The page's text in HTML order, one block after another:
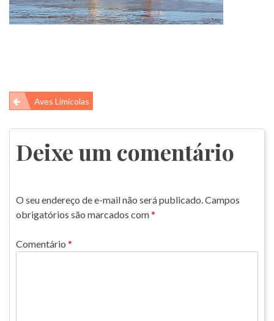
Navegação
de
Post
Aves Limícolas
Deixe um comentário
O seu endereço de e-mail não será publicado.Campos
obrigatórios são marcados com*
Comentário *